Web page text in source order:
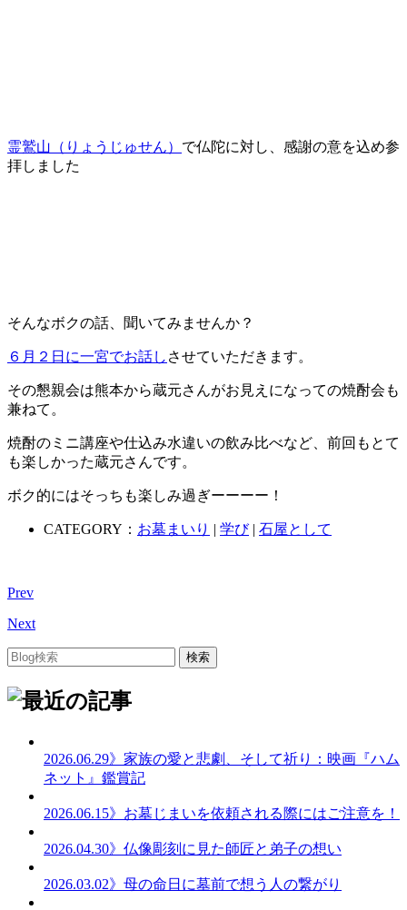
霊鷲山（りょうじゅせん） で仏陀に対し、感謝の意を込め参
拝しました
そんなボクの話、聞いてみませんか？
６月２日に一宮でお話し させていただきます。
その懇親会は熊本から蔵元さんがお見えになっての焼酎会も
兼ねて。
焼酎のミニ講座や仕込み水違いの飲み比べなど、前回もとて
も楽しかった蔵元さんです。
ボク的にはそっちも楽しみ過ぎーーーー！
CATEGORY： お墓まいり | 学び| 石屋として
Prev
Next
2026.06.29》家族の愛と悲劇、そして祈り：映画『ハム
ネット』鑑賞記
2026.06.15》お墓じまいを依頼される際にはご注意を！
2026.04.30》仏像彫刻に見た師匠と弟子の想い
2026.03.02》母の命日に墓前で想う人の繋がり